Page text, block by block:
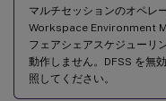
マルチセッションのオペレ
Workspace Environment
フェアシェアスケジューリ
動作しません。DFSS を無
照してください。